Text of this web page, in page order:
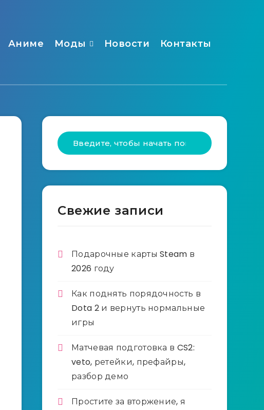
Аниме Моды Новости Контакты
Свежие записи
Подарочные карты Steam в
2026 году
Как поднять порядочность в
Dota 2 и вернуть нормальные
игры
Матчевая подготовка в CS2:
veto, ретейки, префайры,
разбор демо
Простите за вторжение, я